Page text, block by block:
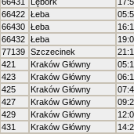
66422 Łeba
66430 Łeba
66432 Łeba
77139 Szczecinek
421 Kraków Główny
423 Kraków Główny
425 Kraków Główny
427 Kraków Główny
429 Kraków Główny
431 Kraków Główny